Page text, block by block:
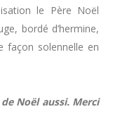
le Père Noël
bordé d’hermine,
façon solennelle en
Noël aussi. Merci